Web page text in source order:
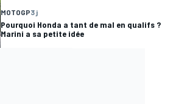
MOTOGP3 j
Pourquoi Honda a tant de mal en qualifs ?
Marini a sa petite idée